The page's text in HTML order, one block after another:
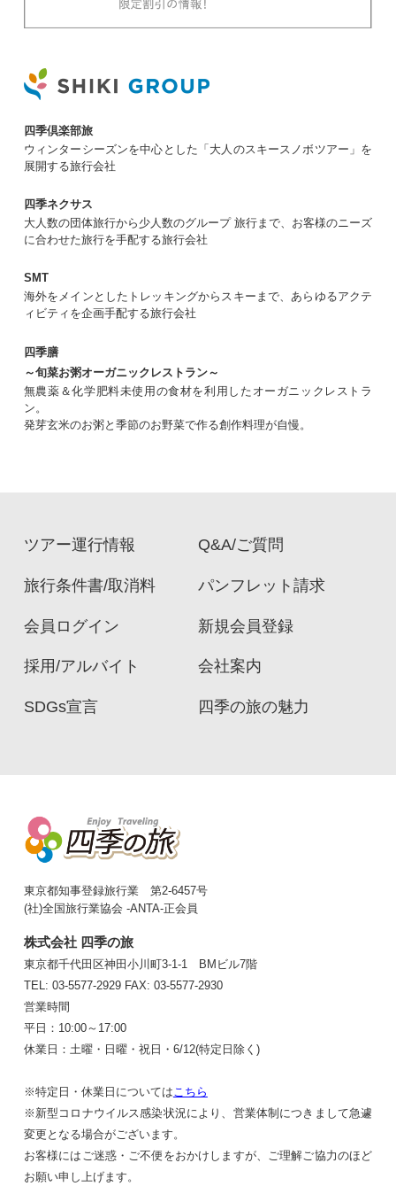
四季倶楽部旅
ウィンターシーズンを中心とした「大人のスキースノボツアー」を
展開する旅行会社
四季ネクサス
大人数の団体旅行から少人数のグループ 旅行まで、お客様のニーズ
に合わせた旅行を手配する旅行会社
SMT
海外をメインとしたトレッキングからスキーまで、あらゆるアクテ
ィビティを企画手配する旅行会社
四季膳
～旬菜お粥オーガニックレストラン～
無農薬＆化学肥料未使用の食材を利用したオーガニックレストラ
ン。
発芽玄米のお粥と季節のお野菜で作る創作料理が自慢。
ツアー運行情報 Q&A/ご質問
旅行条件書/取消料 パンフレット請求
会員ログイン 新規会員登録
採用/アルバイト 会社案内
SDGs宣言 四季の旅の魅力
東京都知事登録旅行業 第2-6457号
(社)全国旅行業協会 -ANTA-正会員
株式会社 四季の旅
東京都千代田区神田小川町3-1-1 BMビル7階
TEL: 03-5577-2929FAX: 03-5577-2930
営業時間
平日：10:00～17:00
休業日：土曜・日曜・祝日・6/12(特定日除く)
※特定日・休業日については こちら
※新型コロナウイルス感染状況により、営業体制につきまして急遽
変更となる場合がございます。
お客様にはご迷惑・ご不便をおかけしますが、ご理解ご協力のほど
お願い申し上げます。